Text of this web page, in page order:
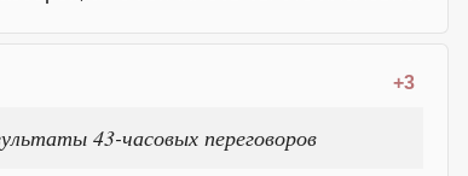
+3
43-часовых переговоров